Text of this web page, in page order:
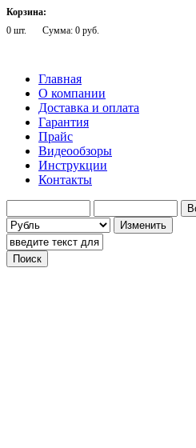
Корзина:
0 шт.
Сумма: 0 руб.
Главная
О компании
Доставка и оплата
Гарантия
Прайс
Видеообзоры
Инструкции
Контакты